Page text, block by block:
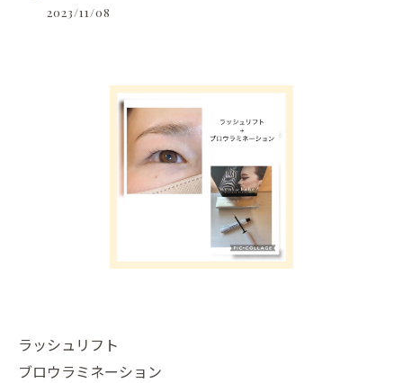
2023/11/08
ラッシュリフト
ブロウラミネーション